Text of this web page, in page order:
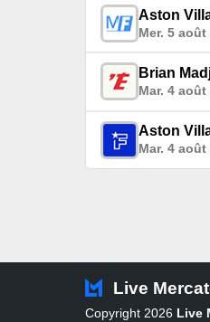
Aston
Mer. 5 août
Brian
Mar. 4 août
Aston
Mar. 4 août
Live
Copyright 2026 Live